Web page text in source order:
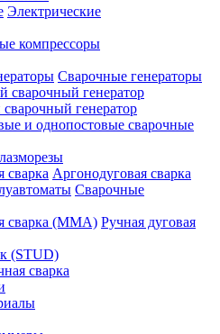
Электрические
компрессоры
Сварочные генераторы
сварочный генератор
генератор
и однопостовые сварочные
Аргонодуговая сварка
Сварочные
Ручная дуговая
(STUD)
сварка